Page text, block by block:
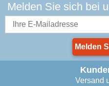
Melden Sie sich bei
Melden
Versand